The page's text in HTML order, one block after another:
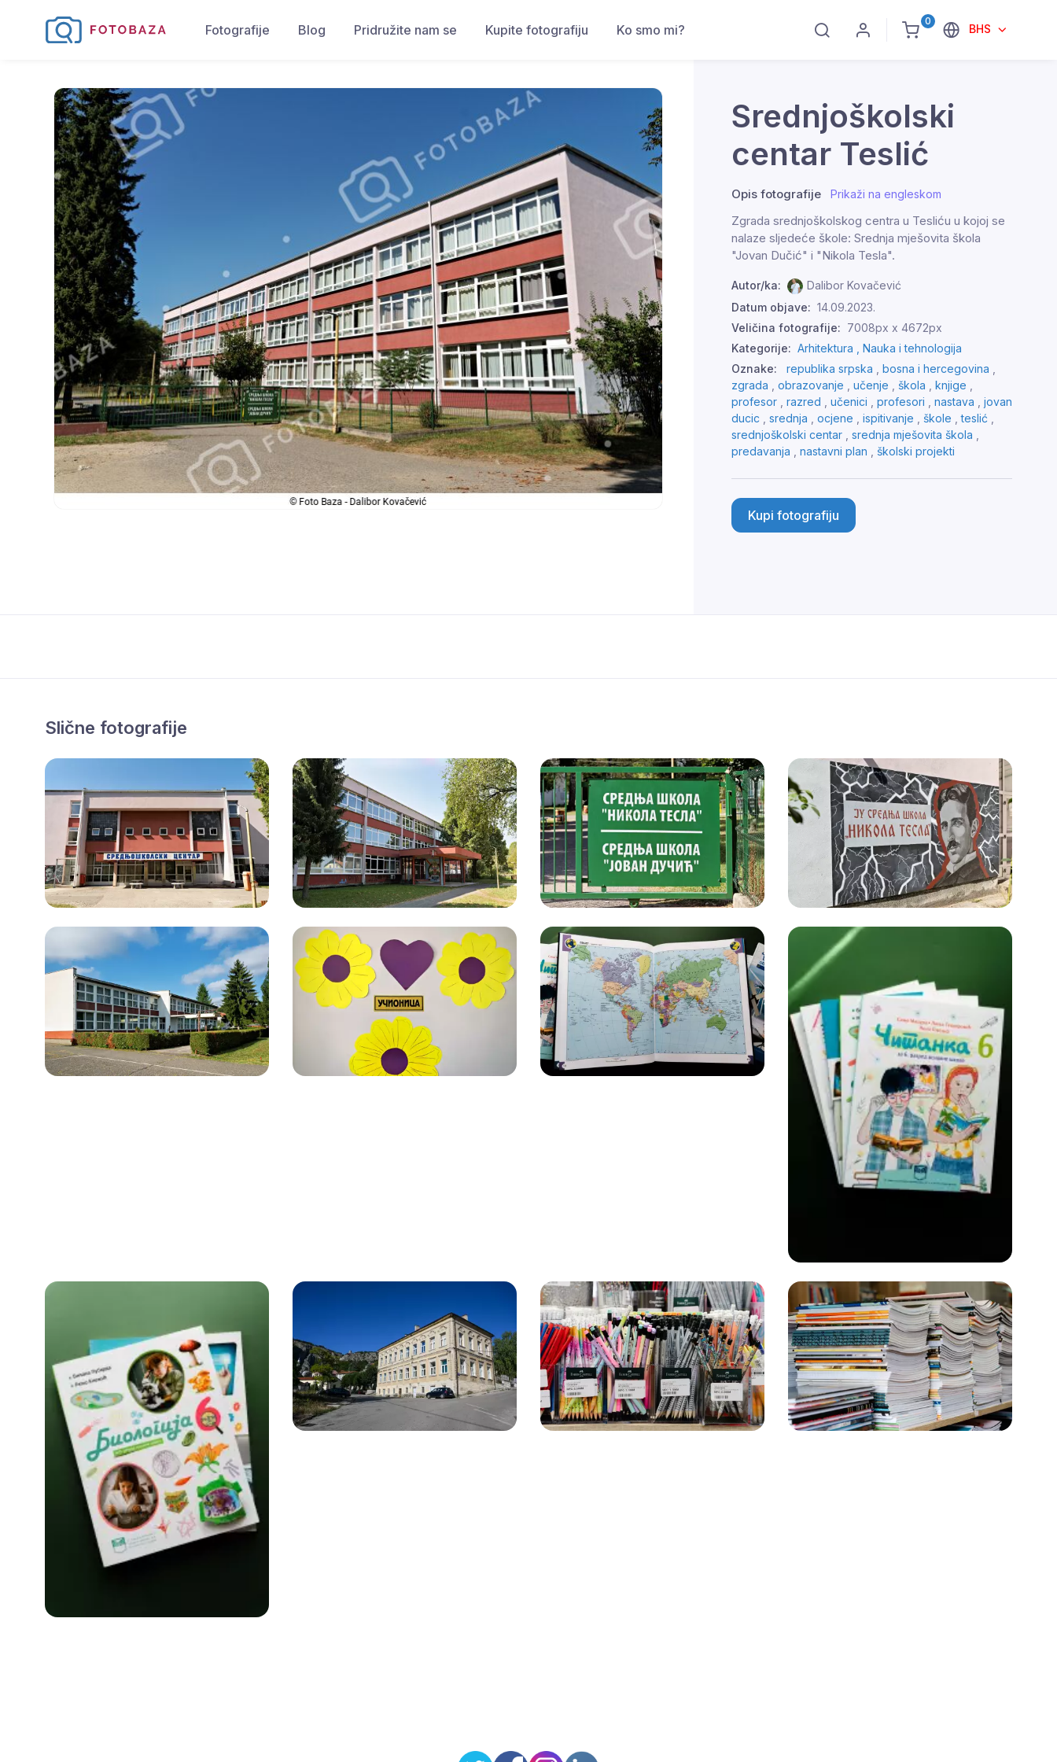
0
BHS
Fotografije Blog Pridružite nam se Kupite fotografiju Ko smo mi?
Srednjoškolski
centar Teslić
Opis fotografije Prikaži na engleskom
Zgrada srednjoškolskog centra u Tesliću u kojoj se
nalaze sljedeće škole: Srednja mješovita škola
"Jovan Dučić" i "Nikola Tesla".
Autor/ka:
Dalibor Kovačević
Datum objave: 14.09.2023.
Veličina fotografije: 7008px x 4672px
Kategorije: Arhitektura , Nauka i tehnologija
Oznake:
republika srpska , bosna i hercegovina ,
zgrada , obrazovanje , učenje , škola , knjige ,
profesor , razred , učenici , profesori , nastava , jovan
ducic , srednja , ocjene , ispitivanje , škole ,teslić ,
srednjoškolski centar , srednja mješovita škola ,
predavanja , nastavni plan , školski projekti
Kupi fotografiju
Slične fotografije